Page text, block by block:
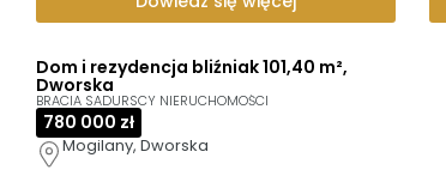
Dom i rezydencja bliźniak 101,40 m²,
Dworska
BRACIA SADURSCY NIERUCHOMOŚCI
780 000 zł
Mogilany, Dworska